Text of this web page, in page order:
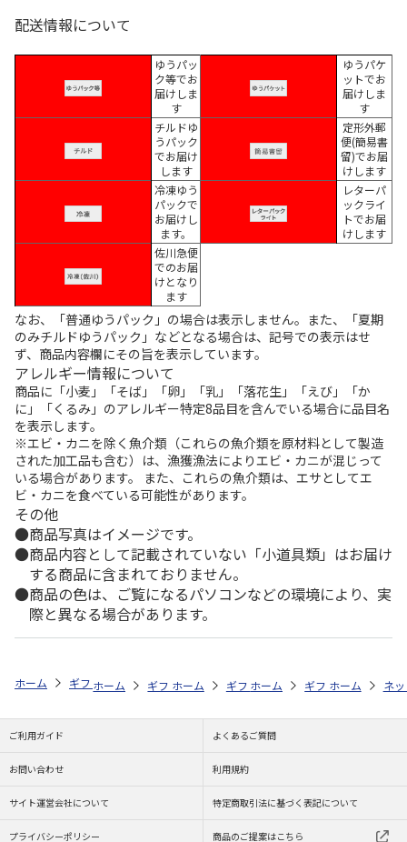
配送情報について
ゆうパッ
ク等でお
届けしま
す
ゆうパケ
ットでお
届けしま
す
チルドゆ
うパック
でお届け
します
定形外郵
便(簡易書
留)でお届
けします
冷凍ゆう
パックで
お届けし
ます。
レターパ
ックライ
トでお届
けします
佐川急便
でのお届
けとなり
ます
なお、「普通ゆうパック」の場合は表示しません。また、「夏期
のみチルドゆうパック」などとなる場合は、記号での表示はせ
ず、商品内容欄にその旨を表示しています。
アレルギー情報について
商品に「小麦」「そば」「卵」「乳」「落花生」「えび」「か
に」「くるみ」のアレルギー特定8品目を含んでいる場合に品目名
を表示します。
※エビ・カニを除く魚介類（これらの魚介類を原材料として製造
された加工品も含む）は、漁獲漁法によりエビ・カニが混じって
いる場合があります。 また、これらの魚介類は、エサとしてエ
ビ・カニを食べている可能性があります。
その他
商品写真はイメージです。
商品内容として記載されていない「小道具類」はお届け
する商品に含まれておりません。
商品の色は、ご覧になるパソコンなどの環境により、実
際と異なる場合があります。
ホーム ギフトストア お中元・夏ギフト特集 2026 お菓子・スイーツ
ホーム ギフトストア お中元・夏ギフト特集 2026
ホーム ギフトストア お中元・夏ギフト
ホーム ギフトストア お
ホーム ネ
ご利用ガイド よくあるご質問
お問い合わせ 利用規約
サイト運営会社について 特定商取引法に基づく表記について
プライバシーポリシー 商品のご提案はこちら